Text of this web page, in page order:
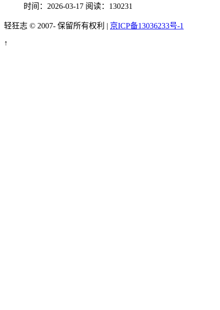
时间：2026-03-17 阅读：130231
轻狂志 © 2007- 保留所有权利 | 京ICP备13036233号-1
↑